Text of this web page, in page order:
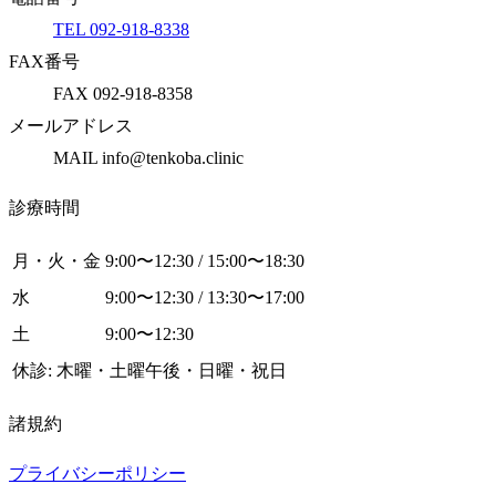
TEL 092-918-8338
FAX番号
FAX 092-918-8358
メールアドレス
MAIL info@tenkoba.clinic
診療時間
月・火・金 9:00〜12:30 / 15:00〜18:30
水
9:00〜12:30 / 13:30〜17:00
土
9:00〜12:30
休診: 木曜・土曜午後・日曜・祝日
諸規約
プライバシーポリシー